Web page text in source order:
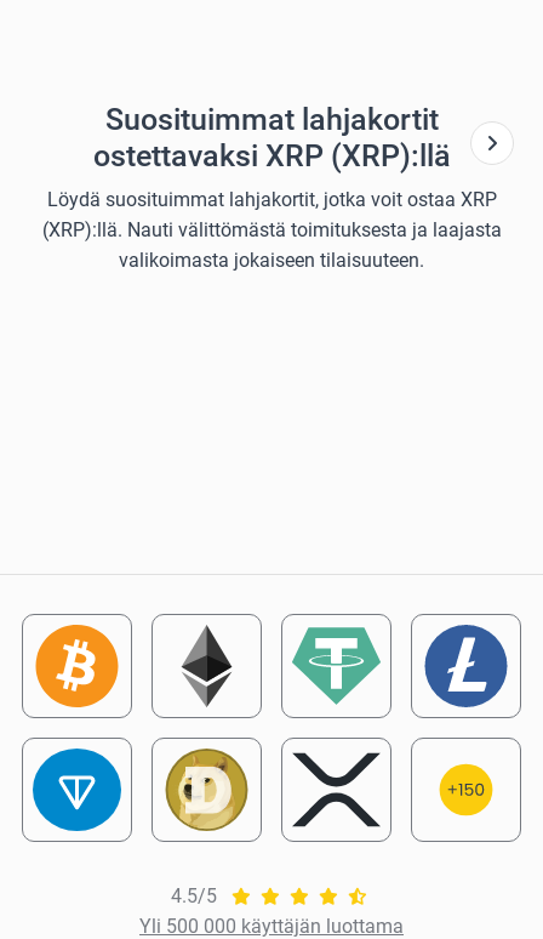
Suosituimmat lahjakortit
ostettavaksi XRP (XRP):llä
Löydä suosituimmat lahjakortit, jotka voit ostaa XRP
(XRP):llä. Nauti välittömästä toimituksesta ja laajasta
valikoimasta jokaiseen tilaisuuteen.
4.5/5
Yli 500 000 käyttäjän luottama